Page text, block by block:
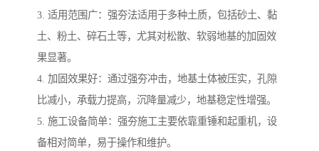
3. 适用范围广：强夯法适用于多种土质，包括砂土、黏
土、粉土、碎石土等，尤其对松散、软弱地基的加固效
果显著。
4. 加固效果好：通过强夯冲击，地基土体被压实，孔隙
比减小，承载力提高，沉降量减少，地基稳定性增强。
5. 施工设备简单：强夯施工主要依靠重锤和起重机，设
备相对简单，易于操作和维护。